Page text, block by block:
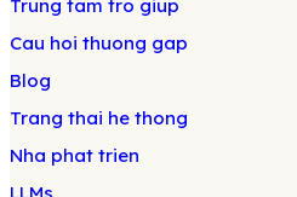
Trung tam tro giup
Cau hoi thuong gap
Blog
Trang thai he thong
Nha phat trien